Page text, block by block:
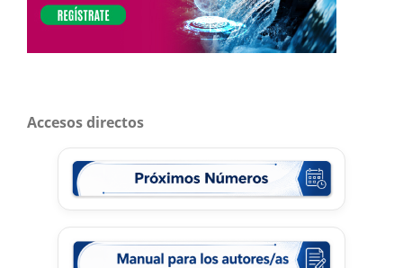
Accesos directos